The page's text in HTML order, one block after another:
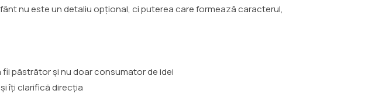
nu este un detaliu opțional, ci puterea care formează caracterul,
păstrător și nu doar consumator de idei
îți clarifică direcția